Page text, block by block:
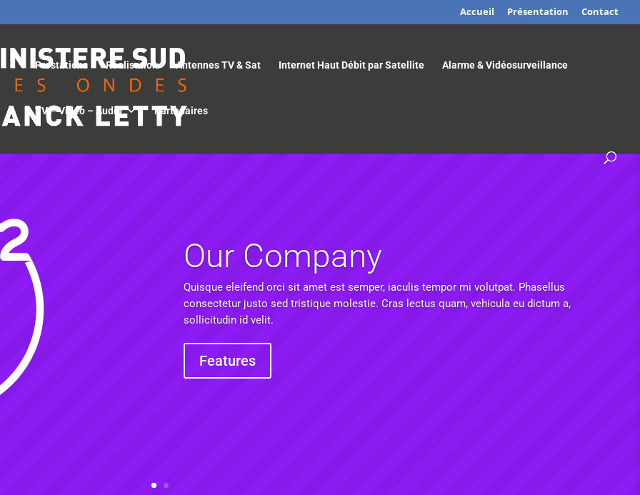
Accueil Présentation Contact
Prestations Réalisation Antennes TV & Sat Internet Haut Débit par Satellite Alarme & Vidéosurveillance
TV – Vidéo – Audio Partenaires
Our Company
Quisque eleifend orci sit amet est semper, iaculis tempor mi volutpat. Phasellus
consectetur justo sed tristique molestie. Cras lectus quam, vehicula eu dictum a,
sollicitudin id velit.
Features